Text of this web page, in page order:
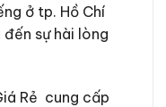
ở tp. Hồ Chí
sự hài lòng
Rẻ cung cấp